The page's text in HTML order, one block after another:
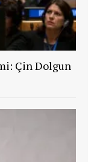
Çin Dolgun